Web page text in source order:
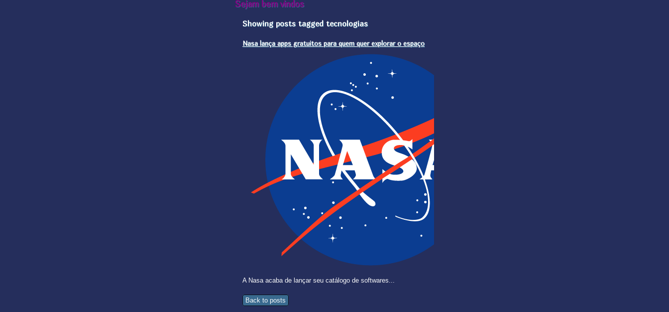
Sejam bem vindos
Showing posts tagged tecnologias
Nasa lança apps gratuitos para quem quer explorar o espaço
A Nasa acaba de lançar seu catálogo de softwares...
Back to posts